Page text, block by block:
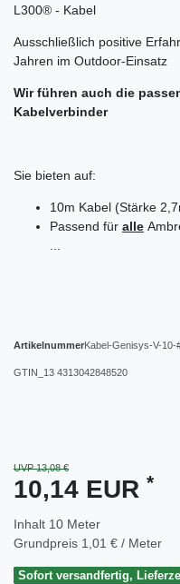
L300® - Kabel
Ausschließlich positive
Jahren im Outdoor-Einsatz
Wir führen auch die
Kabelverbinder
Sie bieten auf:
10m Kabel (Stärke
Passend für alle
ArtikelnummerKabel-Genisys-V-
GTIN_13 4313042848520
UVP 13,08 €
10,14 EUR *
Inhalt 10 Meter
Grundpreis 1,01 € / Meter
Sofort versandfertig,